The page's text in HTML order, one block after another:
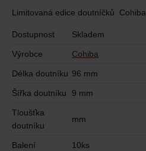
Limitovaná edice doutníčků Cohiba.
Dostupnost Skladem
Výrobce Cohiba
Délka doutníku 96 mm
Šířka doutníku 9 mm
Tloušťka
doutníku
mm
Balení 10ks